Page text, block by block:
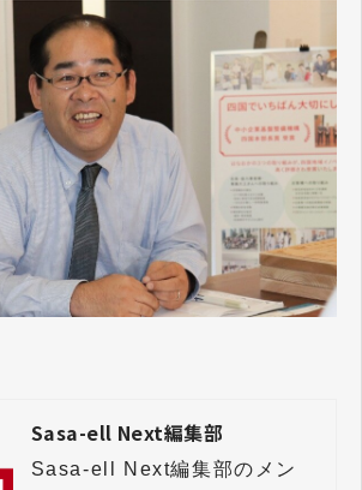
Sasa-ell Next編集部
Sasa-ell Next編集部のメン